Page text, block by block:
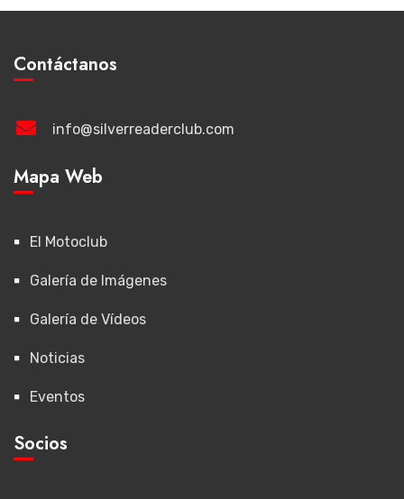
Contáctanos
info@silverreaderclub.com
Mapa Web
El Motoclub
Galería de Imágenes
Galería de Vídeos
Noticias
Eventos
Socios